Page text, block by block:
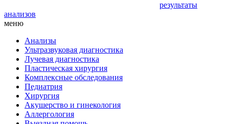
результаты
анализов
меню
Анализы
Ультразвуковая диагностика
Лучевая диагностика
Пластическая хирургия
Комплексные обследования
Педиатрия
Хирургия
Акушерство и гинекология
Аллергология